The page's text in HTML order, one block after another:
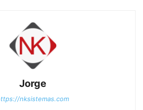
Jorge
nksistemas.com